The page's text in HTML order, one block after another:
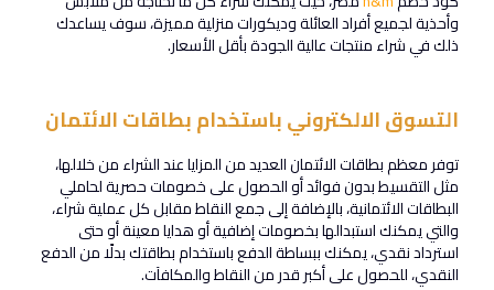
وأحذية لجميع أفراد العائلة وديكورات منزلية مميزة، سوف يساعدك
ذلك في شراء منتجات عالية الجودة بأقل الأسعار.
التسوق الالكتروني باستخدام بطاقات الائتمان
توفر معظم بطاقات الائتمان العديد من المزايا عند الشراء من خلالها،
مثل التقسيط بدون فوائد أو الحصول على خصومات حصرية لحاملي
البطاقات الائتمانية، بالإضافة إلى جمع النقاط مقابل كل عملية شراء،
والتي يمكنك استبدالها بخصومات إضافية أو هدايا معينة أو حتى
استرداد نقدي، يمكنك ببساطة الدفع باستخدام بطاقتك بدلًا من الدفع
النقدي، للحصول على أكبر قدر من النقاط والمكافآت.